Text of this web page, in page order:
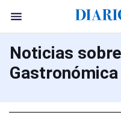
Noticias